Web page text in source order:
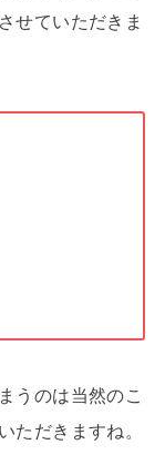
せていただきま
うのは当然のこ
ただきますね。